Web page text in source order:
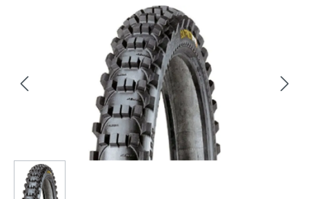
Bildergalerie überspringen